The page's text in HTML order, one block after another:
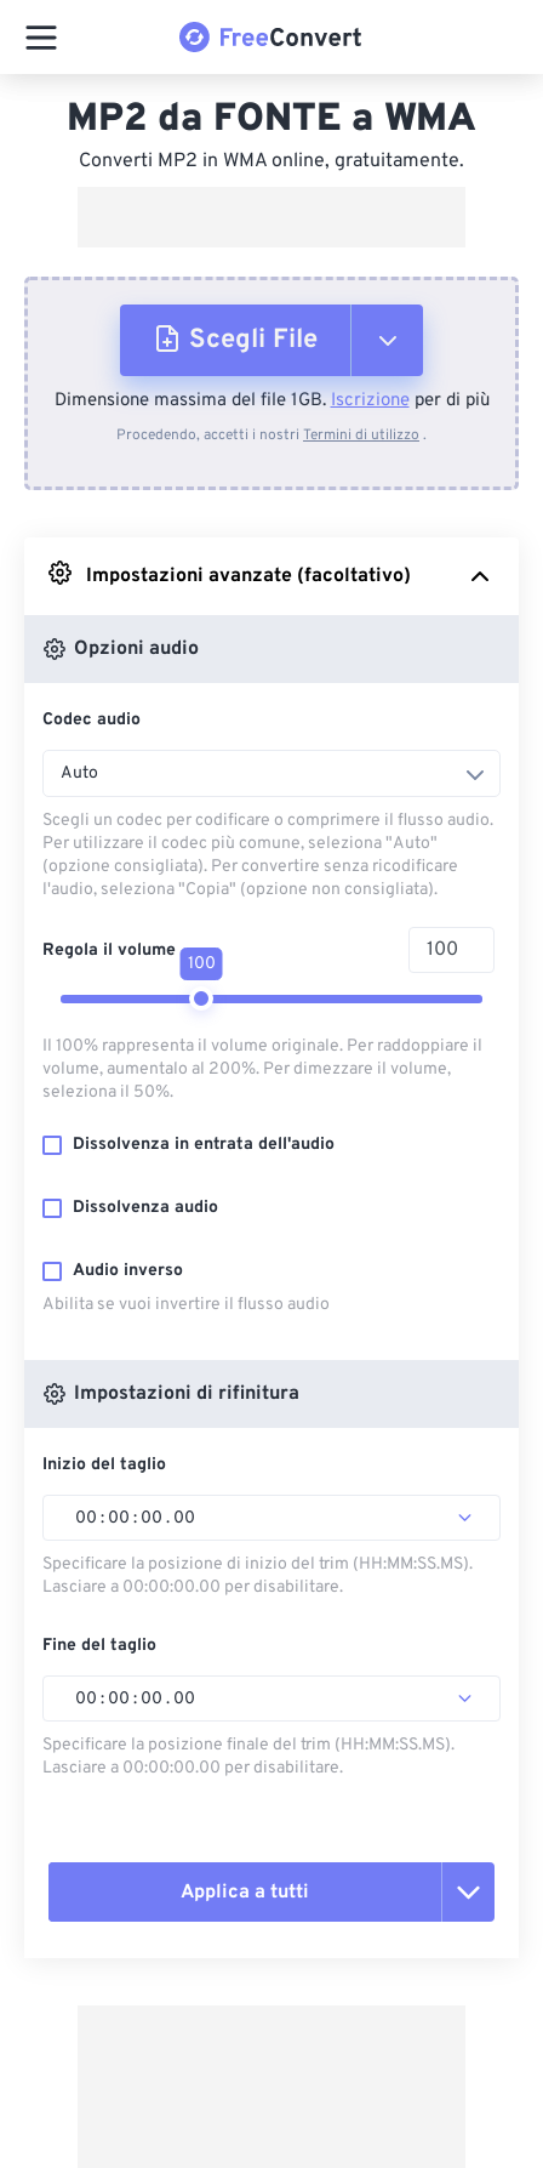
MP2 da FONTE a WMA
Converti MP2 in WMA online, gratuitamente.
Scegli File
Dal dispositivo
Da Google Drive
Dimensione massima del file 1GB.Iscrizioneper di più
Procedendo, accetti i nostri Termini di utilizzo .
Impostazioni avanzate (facoltativo)
Opzioni audio
Codec audio
Auto
Scegli un codec per codificare o comprimere il flusso audio.
Per utilizzare il codec più comune, seleziona "Auto"
(opzione consigliata). Per convertire senza ricodificare
l'audio, seleziona "Copia" (opzione non consigliata).
Regola il volume
100
Il 100% rappresenta il volume originale. Per raddoppiare il
volume, aumentalo al 200%. Per dimezzare il volume,
seleziona il 50%.
Dissolvenza in entrata dell'audio
Dissolvenza audio
Audio inverso
Abilita se vuoi invertire il flusso audio
Impostazioni di rifinitura
Inizio del taglio
00 : 00 : 00 . 00
Specificare la posizione di inizio del trim (HH:MM:SS.MS).
Lasciare a 00:00:00.00 per disabilitare.
Fine del taglio
00 : 00 : 00 . 00
Specificare la posizione finale del trim (HH:MM:SS.MS).
Lasciare a 00:00:00.00 per disabilitare.
Applica a tutti